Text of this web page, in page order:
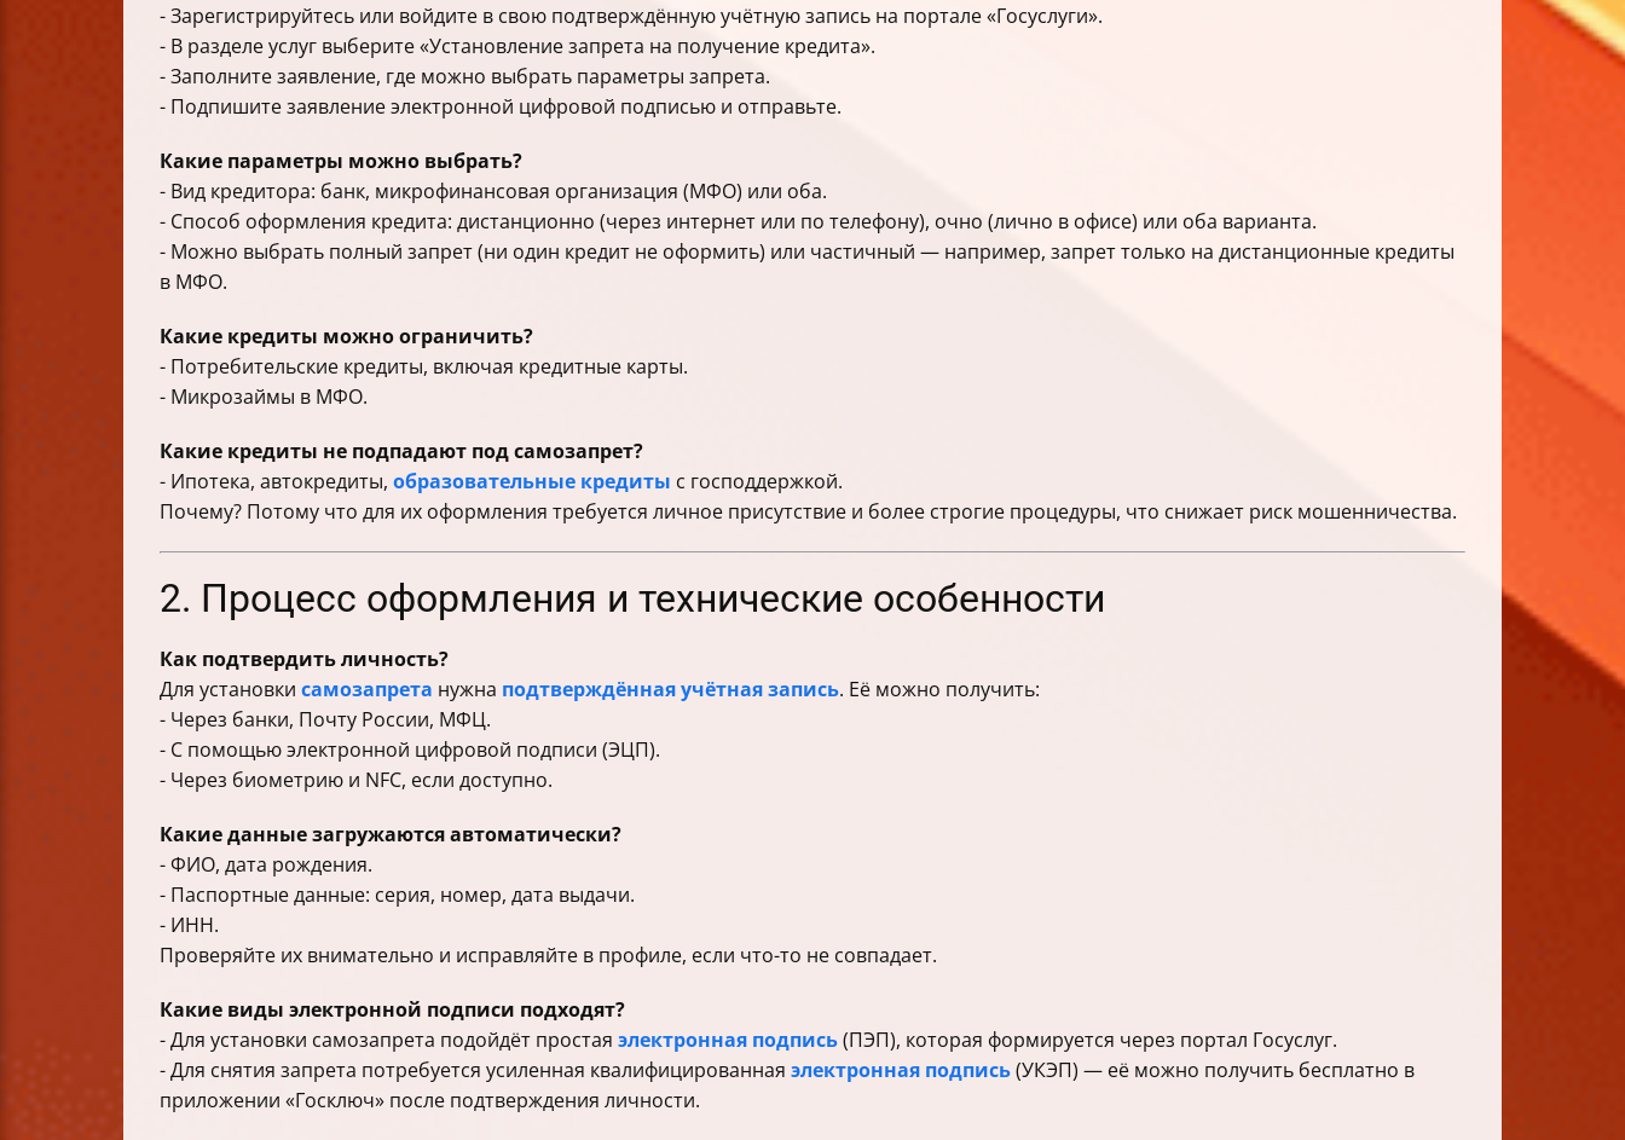
- Зарегистрируйтесь или войдите в свою подтверждённую учётную запись на портале «Госуслуги».
- В разделе услуг выберите «Установление запрета на получение кредита».
- Заполните заявление, где можно выбрать параметры запрета.
- Подпишите заявление электронной цифровой подписью и отправьте.
Какие параметры можно выбрать?
- Вид кредитора: банк, микрофинансовая организация (МФО) или оба.
- Способ оформления кредита: дистанционно (через интернет или по телефону), очно (лично в офисе) или оба варианта.
- Можно выбрать полный запрет (ни один кредит не оформить) или частичный — например, запрет только на дистанционные кредиты
в МФО.
Какие кредиты можно ограничить?
- Потребительские кредиты, включая кредитные карты.
- Микрозаймы в МФО.
Какие кредиты не подпадают под самозапрет?
- Ипотека, автокредиты, образовательные кредиты с господдержкой.
Почему? Потому что для их оформления требуется личное присутствие и более строгие процедуры, что снижает риск мошенничества.
2. Процесс оформления и технические особенности
Как подтвердить личность?
Для установки самозапрета нужна подтверждённая учётная запись. Её можно получить:
- Через банки, Почту России, МФЦ.
- С помощью электронной цифровой подписи (ЭЦП).
- Через биометрию и NFC, если доступно.
Какие данные загружаются автоматически?
- ФИО, дата рождения.
- Паспортные данные: серия, номер, дата выдачи.
- ИНН.
Проверяйте их внимательно и исправляйте в профиле, если что-то не совпадает.
Какие виды электронной подписи подходят?
- Для установки самозапрета подойдёт простая электронная подпись(ПЭП), которая формируется через портал Госуслуг.
- Для снятия запрета потребуется усиленная квалифицированная электронная подпись(УКЭП) — её можно получить бесплатно в
приложении «Госключ» после подтверждения личности.